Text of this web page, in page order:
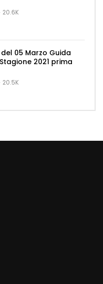
20.6K
05 Marzo Guida
2021 prima
20.5K